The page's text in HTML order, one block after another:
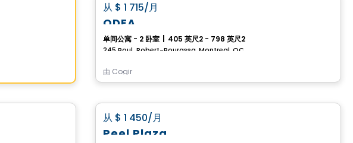
从 $ 1 715/月
ODEA
单间公寓 - 2 卧室 405 英尺2 - 798 英尺2
245 Boul. Robert-Bourassa, Montreal, QC
由 Cogir
公寓
从 $ 1 450/月
Peel Plaza